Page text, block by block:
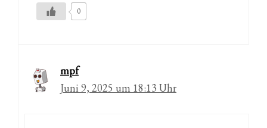
0
mpf
Juni 9, 2025 um 18:13 Uhr